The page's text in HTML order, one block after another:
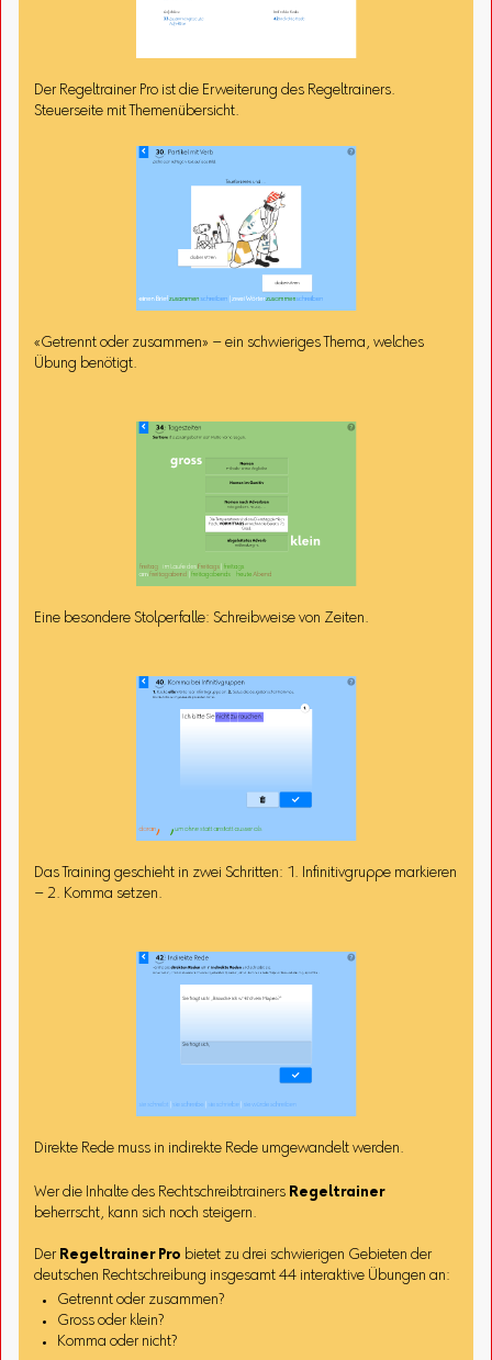
Der Regeltrainer Pro ist die Erweiterung des Regeltrainers.
Steuerseite mit Themenübersicht.
«Getrennt oder zusammen» – ein schwieriges Thema, welches
Übung benötigt.
Eine besondere Stolperfalle: Schreibweise von Zeiten.
Das Training geschieht in zwei Schritten: 1. Infinitivgruppe markieren
– 2. Komma setzen.
Direkte Rede muss in indirekte Rede umgewandelt werden.
Wer die Inhalte des Rechtschreibtrainers Regeltrainer
beherrscht, kann sich noch steigern.
Der Regeltrainer Pro bietet zu drei schwierigen Gebieten der
deutschen Rechtschreibung insgesamt 44 interaktive Übungen an:
Getrennt oder zusammen?
Gross oder klein?
Komma oder nicht?